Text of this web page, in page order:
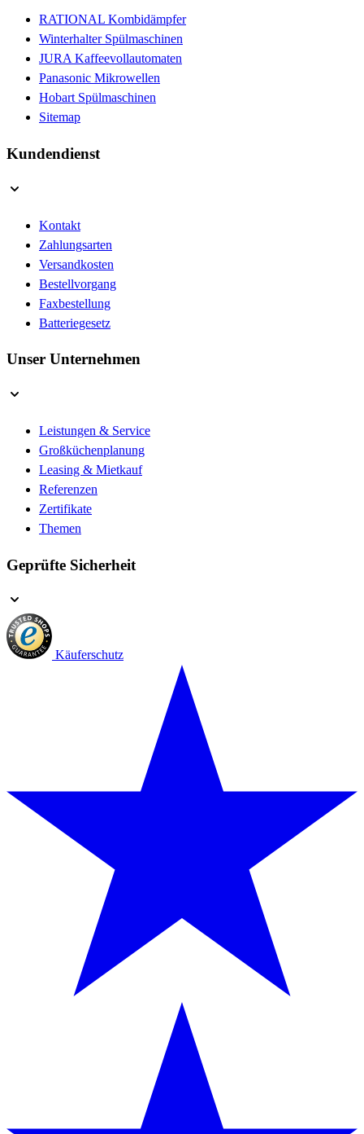
RATIONAL Kombidämpfer
Winterhalter Spülmaschinen
JURA Kaffeevollautomaten
Panasonic Mikrowellen
Hobart Spülmaschinen
Sitemap
Kundendienst
Kontakt
Zahlungsarten
Versandkosten
Bestellvorgang
Faxbestellung
Batteriegesetz
Unser Unternehmen
Leistungen & Service
Großküchenplanung
Leasing & Mietkauf
Referenzen
Zertifikate
Themen
Geprüfte Sicherheit
Käuferschutz